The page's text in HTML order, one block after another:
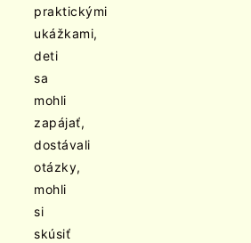
praktickými
ukážkami,
deti
sa
mohli
zapájať,
dostávali
otázky,
mohli
si
skúsiť